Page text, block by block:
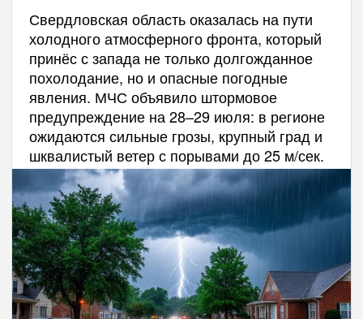
Свердловская область оказалась на пути
холодного атмосферного фронта, который
принёс с запада не только долгожданное
похолодание, но и опасные погодные
явления. МЧС объявило штормовое
предупреждение на 28–29 июля: в регионе
ожидаются сильные грозы, крупный град и
шквалистый ветер с порывами до 25 м/сек.